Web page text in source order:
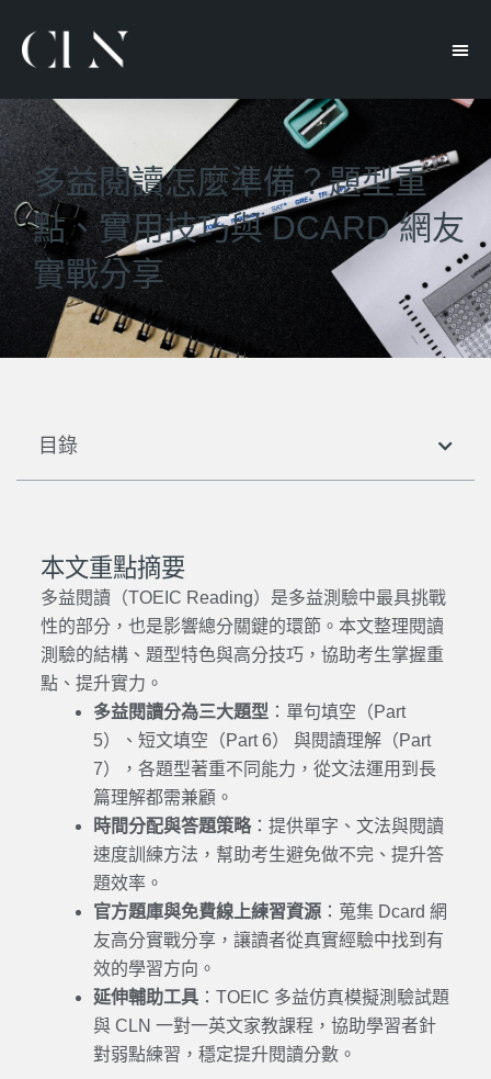
多益閱讀怎麼準備？題型重
點、實用技巧與 DCARD 網友
實戰分享
目錄
本文重點摘要
多益閱讀（TOEIC Reading）是多益測驗中最具挑戰
性的部分，也是影響總分關鍵的環節。本文整理閱讀
測驗的結構、題型特色與高分技巧，協助考生掌握重
點、提升實力。
多益閱讀分為三大題型 ：單句填空（Part
5）、短文填空（Part 6） 與閱讀理解（Part
7），各題型著重不同能力，從文法運用到長
篇理解都需兼顧。
時間分配與答題策略：提供單字、文法與閱讀
速度訓練方法，幫助考生避免做不完、提升答
題效率。
官方題庫與免費線上練習資源：蒐集 Dcard 網
友高分實戰分享，讓讀者從真實經驗中找到有
效的學習方向。
延伸輔助工具： TOEIC 多益仿真模擬測驗試題
與 CLN 一對一英文家教課程，協助學習者針
對弱點練習，穩定提升閱讀分數。